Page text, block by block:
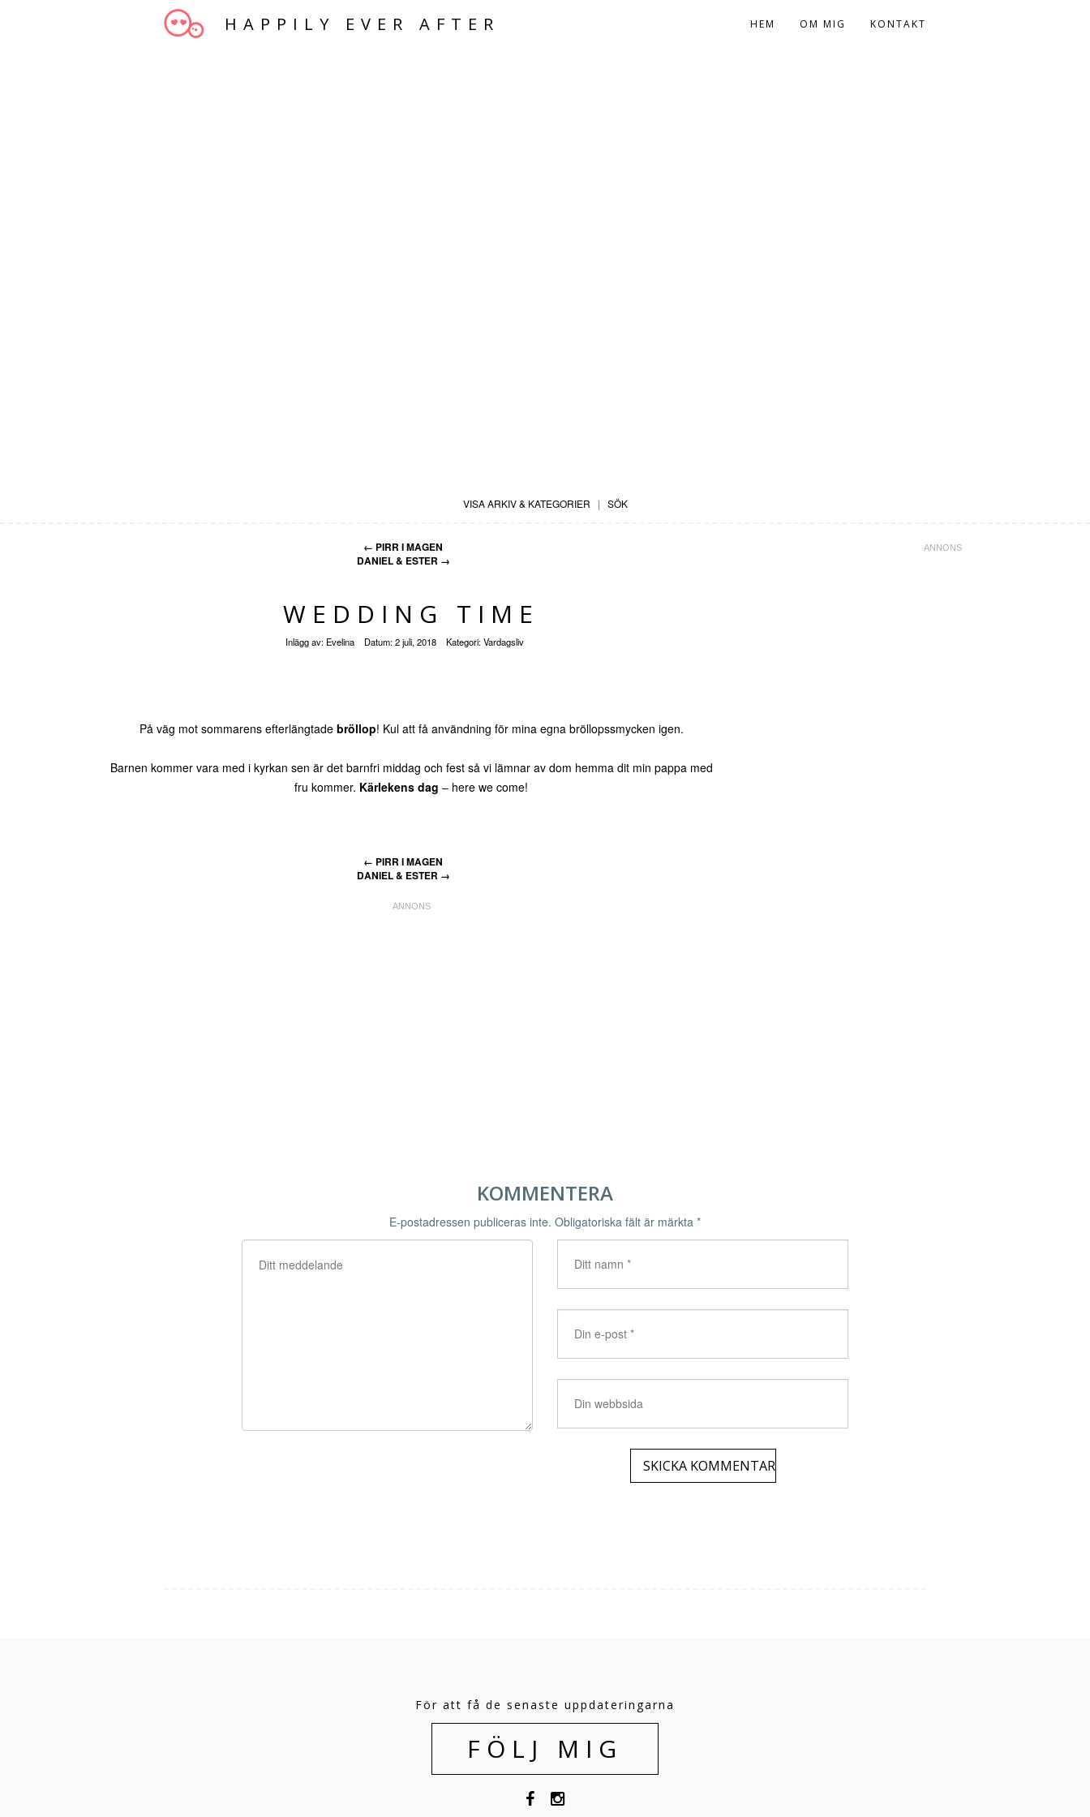
HAPPILY EVER AFTER HEM OM MIG KONTAKT
VISA ARKIV & KATEGORIER | SÖK
← PIRR I MAGEN
DANIEL & ESTER →
WEDDING TIME
Inlägg av: Evelina Datum:2 juli, 2018 Kategori:Vardagsliv
På väg mot sommarens efterlängtade bröllop! Kul att få användning för mina egna bröllopssmycken igen.
Barnen kommer vara med i kyrkan sen är det barnfri middag och fest så vi lämnar av dom hemma dit min pappa med
fru kommer. Kärlekens dag – here we come!
← PIRR I MAGEN
DANIEL & ESTER →
KOMMENTERA
E-postadressen publiceras inte. Obligatoriska fält är märkta *
För att få de senaste uppdateringarna
FÖLJ MIG